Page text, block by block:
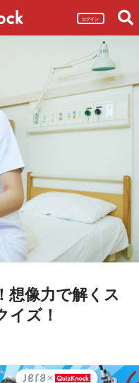
ログイン
想像力で解くス
イズ！